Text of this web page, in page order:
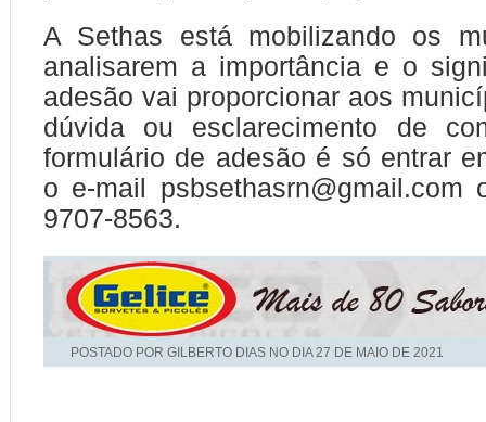
A Sethas está mobilizando os
analisarem a importância e o
adesão vai proporcionar aos
dúvida ou esclarecimento de
formulário de adesão é só entrar
o e-mail psbsethasrn@gmail.com
9707-8563.
POSTADO POR GILBERTO DIAS NO DIA27 DE MAIO DE 2021